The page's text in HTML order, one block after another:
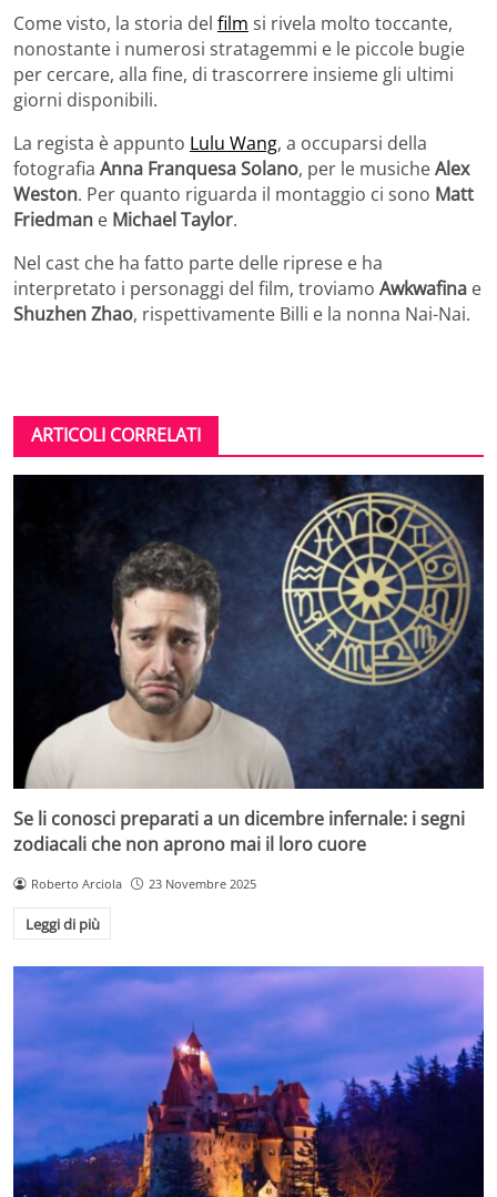
Come visto, la storia del film si rivela molto toccante,
nonostante i numerosi stratagemmi e le piccole bugie
per cercare, alla fine, di trascorrere insieme gli ultimi
giorni disponibili.
La regista è appunto Lulu Wang, a occuparsi della
fotografia Anna Franquesa Solano, per le musicheAlex
Weston. Per quanto riguarda il montaggio ci sono Matt
Friedman e Michael Taylor.
Nel cast che ha fatto parte delle riprese e ha
interpretato i personaggi del film, troviamo Awkwafina e
Shuzhen Zhao, rispettivamente Billi e la nonna Nai-Nai.
ARTICOLI CORRELATI
Se li conosci preparati a un dicembre infernale: i segni
zodiacali che non aprono mai il loro cuore
Roberto Arciola 23 Novembre 2025
Leggi di più